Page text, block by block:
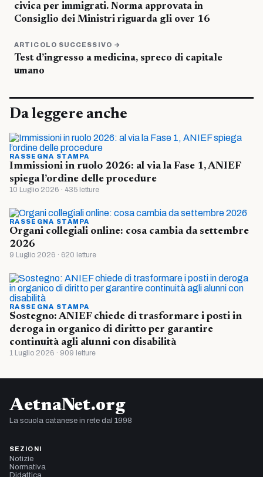
civica per immigrati. Norma approvata in
Consiglio dei Ministri riguarda gli over 16
ARTICOLO SUCCESSIVO →
Test d’ingresso a medicina, spreco di capitale
umano
Da leggere anche
RASSEGNA STAMPA
Immissioni in ruolo 2026: al via la Fase 1, ANIEF
spiega l’ordine delle procedure
10 Luglio 2026 · 435 letture
RASSEGNA STAMPA
Organi collegiali online: cosa cambia da settembre
2026
9 Luglio 2026 · 620 letture
RASSEGNA STAMPA
Sostegno: ANIEF chiede di trasformare i posti in
deroga in organico di diritto per garantire
continuità agli alunni con disabilità
1 Luglio 2026 · 909 letture
AetnaNet.org
La scuola catanese in rete dal 1998
SEZIONI
Notizie
Normativa
Didattica